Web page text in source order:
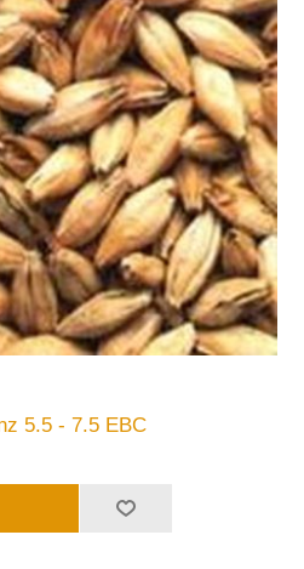
5.5 - 7.5 EBC